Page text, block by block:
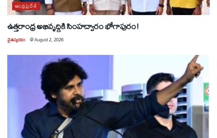
ఆంధ్రప్రదేశ్
ఉత్తరాంధ్ర అభివృద్ధికి సింహద్వారం భోగాపురం!
చైతన్యరధం @August 2, 2026